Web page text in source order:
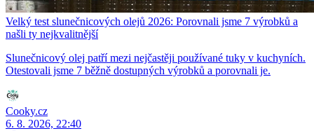
Velký test slunečnicových olejů 2026: Porovnali jsme 7 výrobků a
našli ty nejkvalitnější
Slunečnicový olej patří mezi nejčastěji používané tuky v kuchyních.
Otestovali jsme 7 běžně dostupných výrobků a porovnali je.
Cooky.cz
6. 8. 2026, 22:40